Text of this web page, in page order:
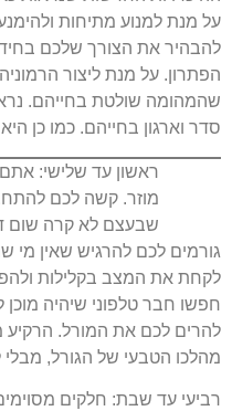
על מנת למנוע מתיחות
להבהיר את הצורך שלכם
הפתרון. על מנת ליצור
שהמהומה שולטת בחייהם.
סדר וארגון בחייהם. כמו כן
ראשון עד שלישי:
מוזר. קשה לכם
שבעצם לא קרה שום
גורמים לכם להרגיש שאין מי
לקחת את המצב בקלילות
חפשו חבר טלפוני שיהיה
להרים לכם את המורל.
מהלכו הטבעי של הגורל,
רביעי עד שבת: חלקים